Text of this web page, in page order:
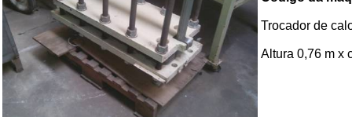
Trocador de
Altura 0,76 m x